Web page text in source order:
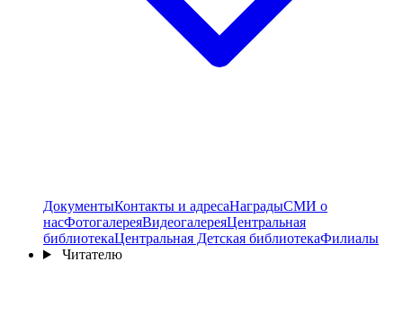
ДокументыКонтакты и адресаНаградыСМИ о
насФотогалереяВидеогалереяЦентральная
библиотекаЦентральная Детская библиотекаФилиалы
Читателю